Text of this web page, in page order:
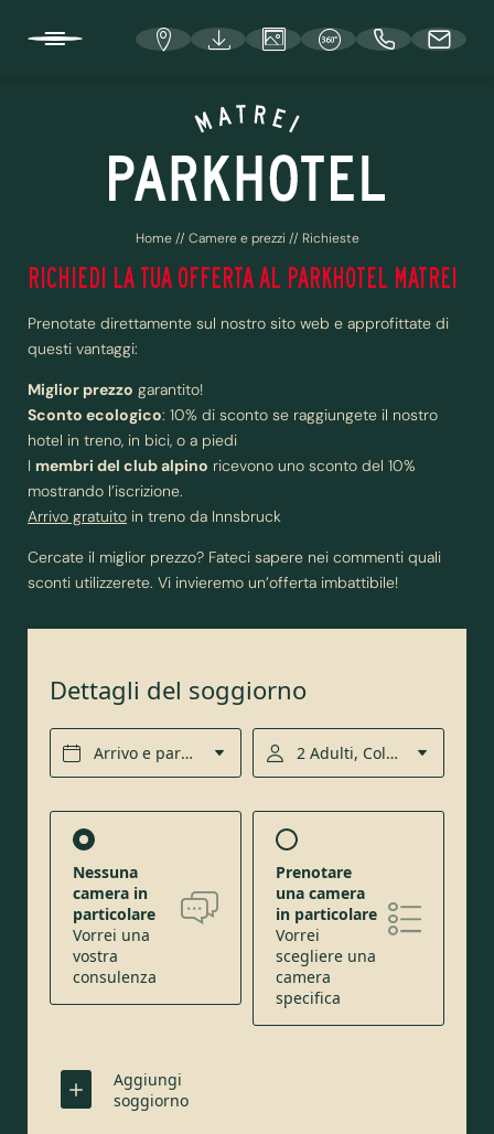
HOTEL E INFO
CAMERE E PREZZI
Le nostre camere
Servizi inclusi
Informazioni prenotazione
Offerte
Richieste
VIAGGI DI GRUPPO E PER AFFARI
ATTIVITÀ NELLA WIPPTAL
Home// Camere e prezzi // Richieste
RICHIEDI LA TUA OFFERTA AL PARKHOTEL MATREI
Prenotate direttamente sul nostro sito web e approfittate di
questi vantaggi:
Miglior prezzo garantito!
Sconto ecologico: 10% di sconto se raggiungete il nostro
hotel in treno, in bici, o a piedi
I membri del club alpino ricevono uno sconto del 10%
mostrando l’iscrizione.
Arrivo gratuito in treno da Innsbruck
Cercate il miglior prezzo? Fateci sapere nei commenti quali
sconti utilizzerete. Vi invieremo un’offerta imbattibile!
Dettagli del soggiorno
Arrivo e partenza* 2 Adulti, Colazione
Nessuna
camera in
particolare
Vorrei una
vostra
consulenza
Prenotare
una camera
in particolare
Vorrei
scegliere una
camera
specifica
Aggiungi
soggiorno